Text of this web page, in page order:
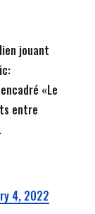
jouant
«Le
entre
4, 2022